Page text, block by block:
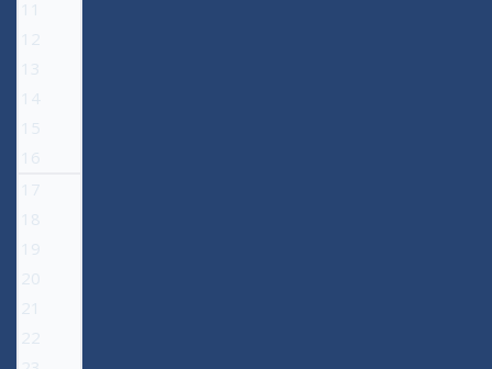
11
12
13
14
15
16
17
18
19
20
21
22